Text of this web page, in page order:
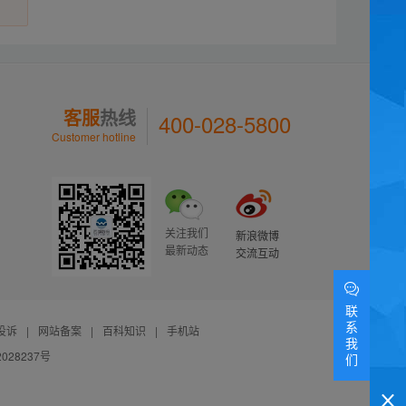
客服热线
Customer hotline 400-028-5800
关注我们
最新动态
新浪微博
交流互动
诉 | 网站备案 | 百科知识 |
手机站
号
联
系
我
们